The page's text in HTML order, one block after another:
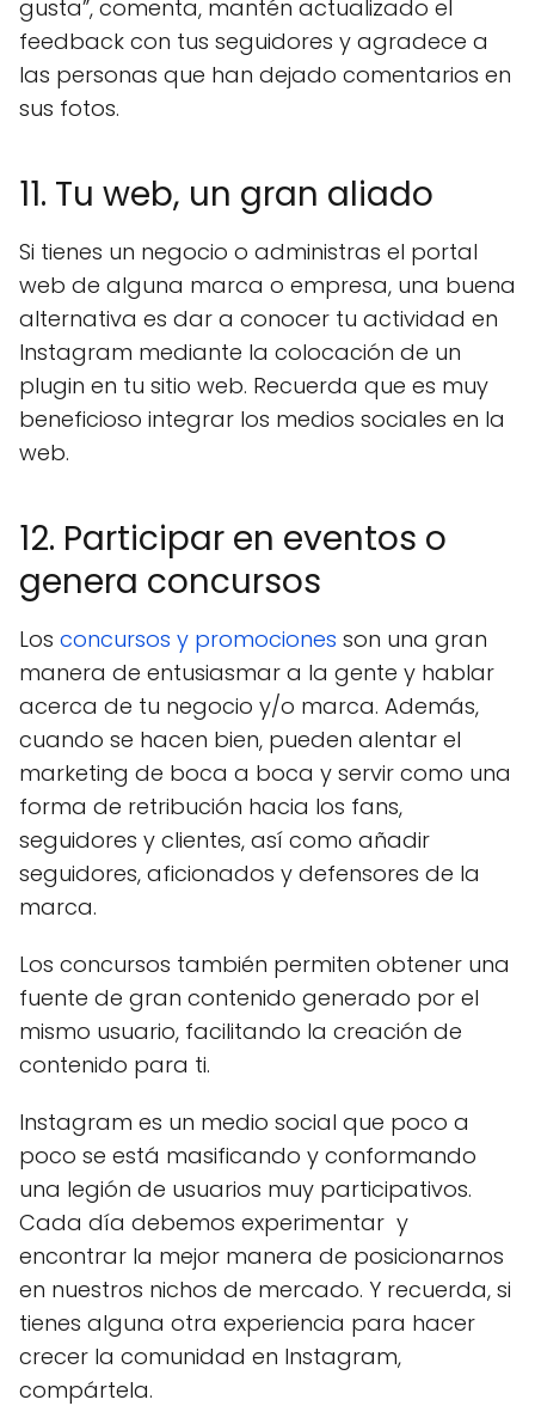
gusta”, comenta, mantén actualizado el
feedback con tus seguidores y agradece a
las personas que han dejado comentarios en
sus fotos.
11. Tu web, un gran aliado
Si tienes un negocio o administras el portal
web de alguna marca o empresa, una buena
alternativa es dar a conocer tu actividad en
Instagram mediante la colocación de un
plugin en tu sitio web. Recuerda que es muy
beneficioso integrar los medios sociales en la
web.
12. Participar en eventos o
genera concursos
Los concursos y promociones son una gran
manera de entusiasmar a la gente y hablar
acerca de tu negocio y/o marca. Además,
cuando se hacen bien, pueden alentar el
marketing de boca a boca y servir como una
forma de retribución hacia los fans,
seguidores y clientes, así como añadir
seguidores, aficionados y defensores de la
marca.
Los concursos también permiten obtener una
fuente de gran contenido generado por el
mismo usuario, facilitando la creación de
contenido para ti.
Instagram es un medio social que poco a
poco se está masificando y conformando
una legión de usuarios muy participativos.
Cada día debemos experimentar y
encontrar la mejor manera de posicionarnos
en nuestros nichos de mercado. Y recuerda, si
tienes alguna otra experiencia para hacer
crecer la comunidad en Instagram,
compártela.